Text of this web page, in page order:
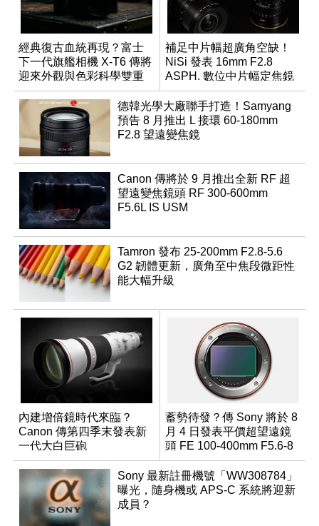
經典復古血統再現？富士
下一代旗艦相機 X-T6 傳將
迎來外觀與色彩科學雙重
優化
補足中片幅超廣角空缺！
NiSi 發表 16mm F2.8
ASPH. 數位中片幅定焦鏡
德韓光學大廠聯手打造！Samyang
預告 8 月推出 L 接環 60-180mm
F2.8 望遠變焦鏡
Canon 傳將於 9 月推出全新 RF 超
望遠變焦鏡頭 RF 300-600mm
F5.6L IS USM
Tamron 發布 25-200mm F2.8-5.6
G2 韌體更新，廣角至中焦段微距性
能大幅升級
內建增倍鏡時代來臨？
Canon 傳第四季末發表新
一代大白巨砲
蓄勢待發？傳 Sony 將於 8
月 4 日發表平價超望遠鏡
頭 FE 100-400mm F5.6-8
Sony 最新註冊機號「WW308784」
曝光，隨身機或 APS-C 系統將迎新
成員？